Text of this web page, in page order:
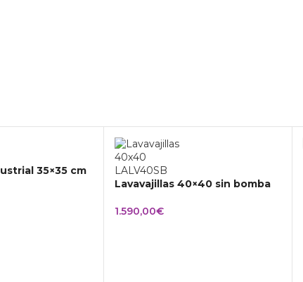
35×35 cm
Lavavajillas 40×40 sin bomba
1.590,00€